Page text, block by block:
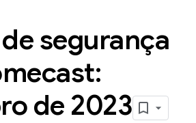
segurança
de 2023